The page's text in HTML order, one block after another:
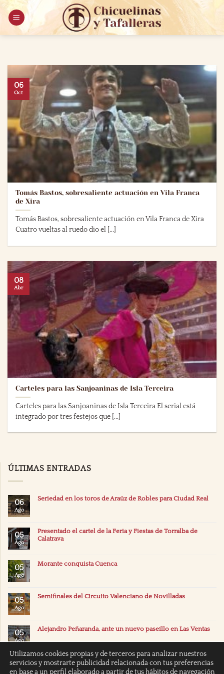
Saltar
contenido
Tomás Bastos, sobresaliente actuación en Vila Franca
de Xira
Tomás Bastos, sobresaliente actuación en Vila Franca de Xira
Cuatro vueltas al ruedo dio el [...]
06
Oct
Carteles para las Sanjoaninas de Isla Terceira
Carteles para las Sanjoaninas de Isla Terceira El serial está
integrado por tres festejos que [...]
08
Abr
ÚLTIMAS ENTRADAS
06
Ago
Seriedad en los toros de Araúz de Robles para Ciudad Real
05
Ago
Presentado el cartel de la Feria y Fiestas de Torralba de
Calatrava
05
Ago
Morante conquista Cuenca
05
Ago
Semifinales del Circuito Valenciano de Novilladas
05
Ago
Alejandro Peñaranda, ante un nuevo paseíllo en Las Ventas
Utilizamos cookies propias y de terceros para analizar nuestros
servicios y mostrarte publicidad relacionada con tus preferencias
en base a un perfil elaborado a partir de tus hábitos de navegación